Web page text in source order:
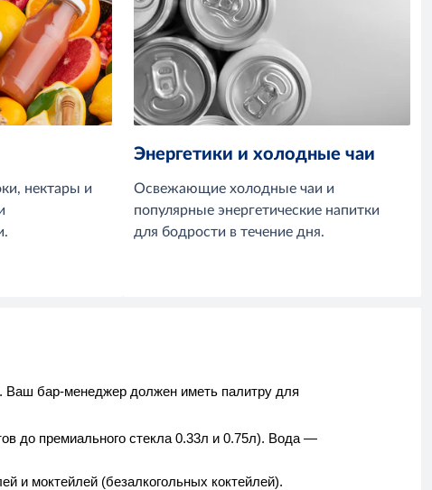
нектары и
Энергетики и холодные чаи
Освежающие холодные чаи и
популярные энергетические напитки
для бодрости в течение дня.
Ваш бар-менеджер должен иметь палитру для
до премиального стекла 0.33л и 0.75л). Вода —
и моктейлей (безалкогольных коктейлей).